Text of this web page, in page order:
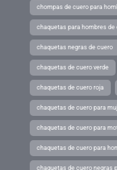
chompas de cuero para
chaquetas para hombres de
chaquetas negras de cuero
chaquetas de cuero verde
chaquetas de cuero roja
chaquetas de cuero para
chaquetas de cuero para
chaquetas de cuero para
chaquetas de cuero negras